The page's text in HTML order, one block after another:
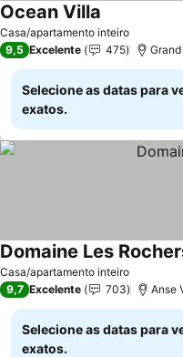
Casa/apartamento inteiro
Ocean Villa
9,5 Excelente 475
Selecione as datas para
exatos.
Casa/apartamento inteiro
Domaine Les
9,7 Excelente 703 Anse
Selecione as datas para
exatos.